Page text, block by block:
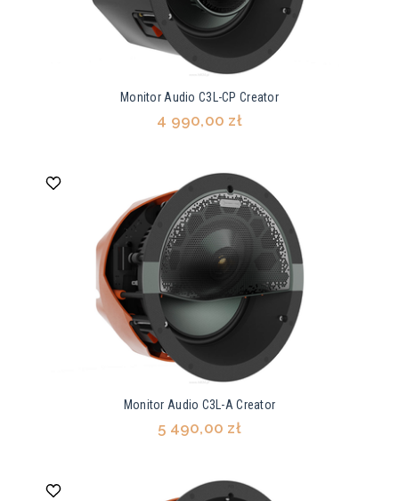
Monitor Audio C3L-CP Creator
4 990,00 zł
Monitor Audio C3L-A Creator
5 490,00 zł